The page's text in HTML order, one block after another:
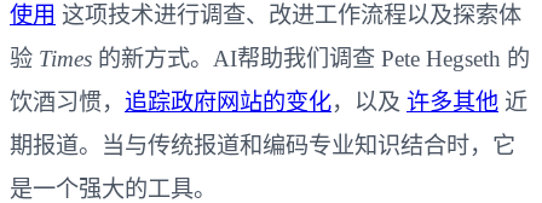
使用 这项技术进行调查、改进工作流程以及探索体
验 Times 的新方式。AI帮助我们调查 Pete Hegseth 的
饮酒习惯， 追踪政府网站的变化，以及 许多其他 近
期报道。当与传统报道和编码专业知识结合时，它
是一个强大的工具。